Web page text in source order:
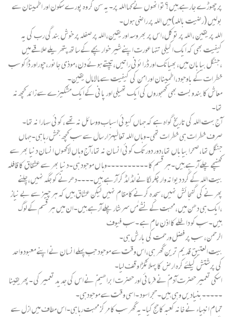
پر چھوڑے جارہے ہیں؟تو انھوں نے کہااللہ پر۔یہ سن کر وہ پورے سکون اور اطمینان سے
بولیں (رضیت باللہ)میں اللہ پر راضی ہوں۔
اللہ پر یقین ،اللہ پر توکل،اس پر بھروسہ اور یقین،اللہ پر صفلہ پر خوش بندگی رب کی یہ
کیفیت بھی کہ ایک اکیلی تنہا عورت اپنے شیر خواربچے کے ساتھ پتھریلے علاقے میں
،جنگل بیابان میں،بھیانک اور ڈرائونی راتیں،تپتے ہوئے دن،موذی جانور،چوراور ڈاکو سب
خطرات کے باوجود،اطمینان اور امن کی کیفیت سے مالا مال یقین۔
معاش کا بندوبست بھی کھجوروں کی ایک تھیلی اور پانی کے ایک مشکیزے سے زائد کچھ نہ
تھا۔
آج بہت اللہ کی تاریخ گواہ ہے کہ جہاں کیوئی اسباب ووسائل نہ تھے ،کوئی سہارا نہ تھا۔
صرف خطرات ہی خطرات تھی۔وہاں اللہ تعالیٰہزار سال سے سب کچھ بخش رہاہی۔جہاں
جنگل تھا،صحرا بیاباں تھا،دور دور تک کوئی انسان نہ تھا،آج وہاں لاکھوں انسان دنیا بھر سے
کھنچے چلے آرہے ہیں۔ہر قسم کا ۔۔۔۔۔۔۔۔۔۔وہا ں موجود ہی۔دنیا بھر سے عشقاق کا قافلہ
بیت اللہ کے گرد دیوانہ وار چکر لگانے امڈ امڈ کر آرہے ہیں۔۔۔۔دھرنے کو جگہ نہیں،چلنے
پھرنے کی گنجائش نہیں،سجدہ کرنے کا مقام نہیں لیکن عشاق ہیں کہ ہر چیز سے بے نیاز
،ایک ہی دھن میں،محبت کے نشے مٰں سر شار چلے آرہے ہیں۔ان میں ہر قسم کے لوگ
ہیں۔سب کو داخلے کا اذن عام ہے ۔سب فیوف
الرحمن، سب پر فضل ورحمت کی بارش ہی۔
بیت العتیق قدیم ترین گھر ہی،اس وقت سے موجود جب پہلے انسان نے اپنے معبود واحد
کی پرشتش کیلئے کرہ ارض کا پہلا ٹکڑا وقف لیا۔
اسکی تعمیر حضرت آدم ؑنے فرمائی اور حضرت ابراھیم ؑ نے اس کی جدید تعمیر کی ۔پھریقینا
۔۔۔۔۔بنیادیں وہی ہیں۔حجر اسود ۔اسی وقت سے موجودہی۔
تمام انبیاء نے خانہ کعبہ کا حج کیا۔یہ گھر سب کا مرکز محبت رہاہی۔اس مطاف میں ازل سے